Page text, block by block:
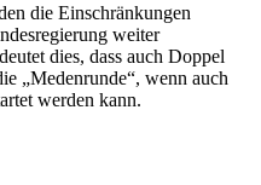
die Einschränkungen
weiter
dies, dass auch Doppel
„Medenrunde“, wenn auch
werden kann.